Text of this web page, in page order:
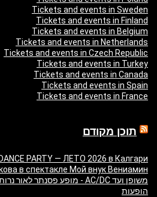
Tickets and events in Sweden
Tickets and events in Finland
Tickets and events in Belgium
Tickets and events in Netherlands
Tickets and events in Czech Republic
Tickets and events in Turkey
Tickets and events in Canada
Tickets and events in Spain
Tickets and events in France
תוכן מקודם
DANCE PARTY — ЛЕТО 2026 в Калгари
в спектакле Мой внук Вениамин
הופעות